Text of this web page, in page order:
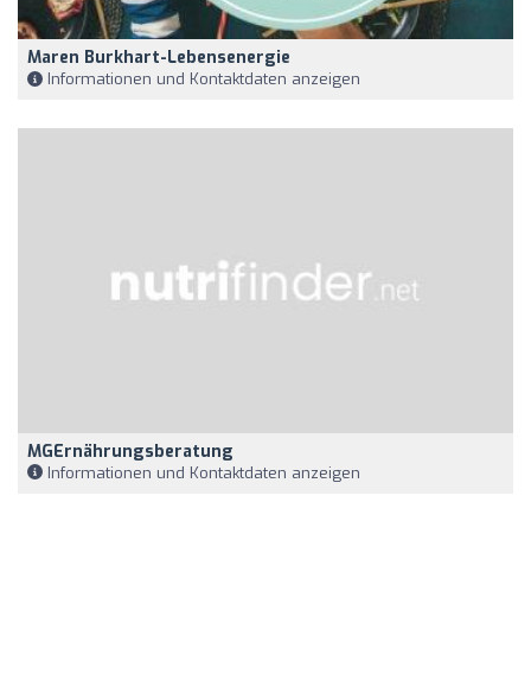
Maren Burkhart-Lebensenergie
Informationen und Kontaktdaten anzeigen
MGErnährungsberatung
Informationen und Kontaktdaten anzeigen